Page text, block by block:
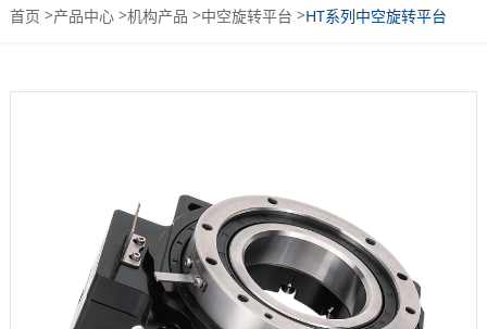
首页 >产品中心>机构产品 >中空旋转平台 >HT系列中空旋转平台